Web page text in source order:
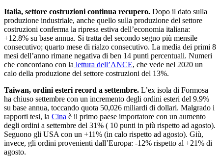
Italia, settore costruzioni continua recupero. Dopo il dato sulla
produzione industriale, anche quello sulla produzione del settore
costruzioni conferma la ripresa estiva dell’economia italiana:
+12.8% su base annua. Si tratta del secondo segno più mensile
consecutivo; quarto mese di rialzo consecutivo. La media dei primi 8
mesi dell’anno rimane negativa di ben 14 punti percentuali. Numeri
che concordano con la lettura dell’ANCE, che vede nel 2020 un
calo della produzione del settore costruzioni del 13%.
Taiwan, ordini esteri record a settembre. L’ex isola di Formosa
ha chiuso settembre con un incremento degli ordini esteri del 9.9%
su base annua, toccando quota 50,026 miliardi di dollari. Malgrado i
rapporti tesi, la Cina è il primo paese importatore con un aumento
degli ordini a settembre del 31% ( 10 punti in più rispetto ad agosto).
Seguono gli USA con un +11% (in calo rispetto ad agosto). Giù,
invece, gli ordini provenienti dall’Europa: -12% rispetto al +21% di
agosto.